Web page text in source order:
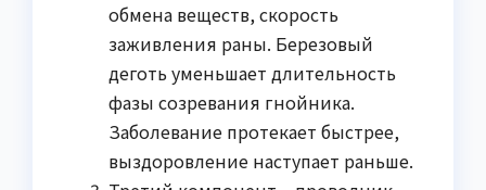
обмена веществ, скорость
заживления раны. Березовый
деготь уменьшает длительность
фазы созревания гнойника.
Заболевание протекает быстрее,
выздоровление наступает раньше.